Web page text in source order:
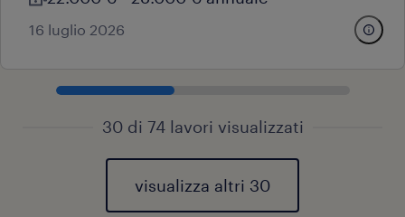
16 luglio 2026
30 di 74 lavori visualizzati
visualizza altri 30